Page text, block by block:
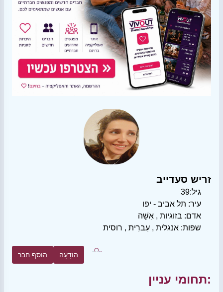
זריש סעדייב
גיל:39
עיר: תל אביב - יפו
אדם: בזוגיות , אִשָׁה
שפות: אנגלית , עִברִית , רוסית
הוסף חבר הוֹדָעָה
תחומי עניין: